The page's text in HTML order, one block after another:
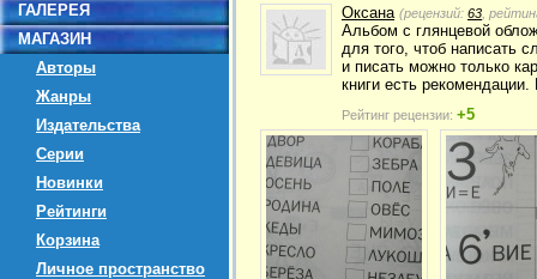
ГАЛЕРЕЯ
МАГАЗИН
Авторы
Жанры
Издательства
Серии
Новинки
Рейтинги
Корзина
Личное пространство
Оксана (рецензий: 63 ,
Альбом с глянцевой
для того, чтоб написать
и писать можно только
книги есть
Рейтинг рецензии: +5